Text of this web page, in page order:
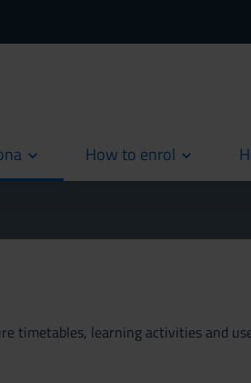
How to enrol
timetables, learning activities and